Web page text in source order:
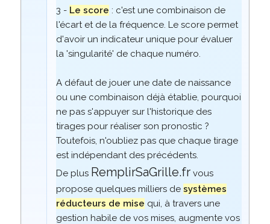
3 - Le score : c'est une combinaison de
l'écart et de la fréquence. Le score permet
d'avoir un indicateur unique pour évaluer
la 'singularité' de chaque numéro.
A défaut de jouer une date de naissance
ou une combinaison déjà établie, pourquoi
ne pas s'appuyer sur l'historique des
tirages pour réaliser son pronostic ?
Toutefois, n'oubliez pas que chaque tirage
est indépendant des précédents.
De plus RemplirSaGrille.frvous
propose quelques milliers de systèmes
réducteurs de mise qui, à travers une
gestion habile de vos mises, augmente vos